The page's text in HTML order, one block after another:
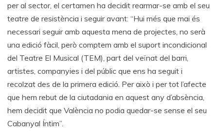
per al sector, el certamen ha decidit rearmar-se amb el seu
teatre de resistència i seguir avant: “Hui més que mai és
necessari seguir amb aquesta mena de projectes, no serà
una edició fàcil, però comptem amb el suport incondicional
del Teatre El Musical (TEM), part del veïnat del barri,
artistes, companyies i del públic que ens ha seguit i
recolzat des de la primera edició. Per això i per tot l’afecte
que hem rebut de la ciutadania en aquest any d’absència,
hem decidit que València no podia quedar-se sense el seu
Cabanyal Íntim”.